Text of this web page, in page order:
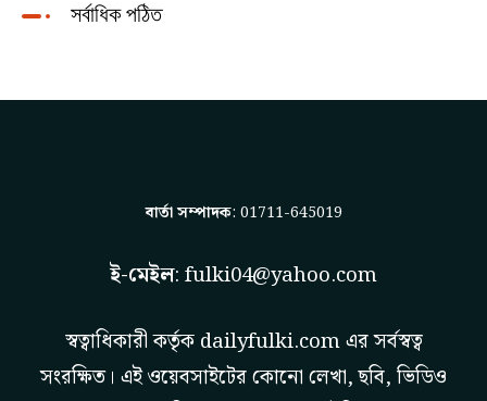
সর্বাধিক পঠিত
বার্তা সম্পাদক: 01711-645019
ই-মেইল: fulki04@yahoo.com
স্বত্বাধিকারী কর্তৃক dailyfulki.comএর সর্বস্বত্ব
সংরক্ষিত। এই ওয়েবসাইটের কোনো লেখা, ছবি, ভিডিও